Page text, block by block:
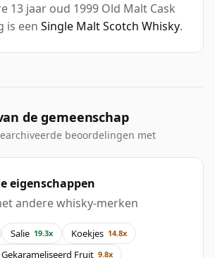
13 jaar oud 1999 Old Malt Cask
is een Single Malt Scotch Whisky.
de gemeenschap
beoordelingen met
eigenschappen
andere whisky-merken
Salie 19.3x Koekjes 14.8x
Gekarameliseerd Fruit 9.8x